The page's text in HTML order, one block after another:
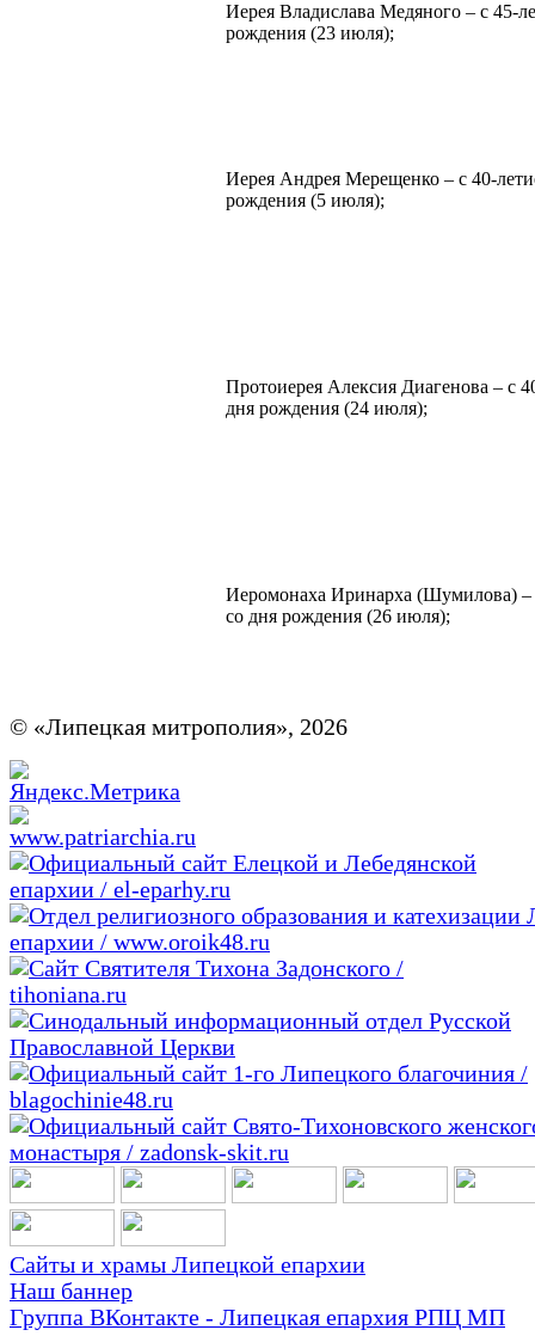
Иерея Владислава Медяного – с 45-
рождения (23 июля);
Иерея Андрея Мерещенко – с 40-
рождения (5 июля);
Протоиерея Алексия Диагенова – с
дня рождения (24 июля);
Иеромонаха Иринарха (Шумилова) –
со дня рождения (26 июля);
© «Липецкая митрополия», 2026
Сайты и храмы Липецкой епархии
Наш баннер
Группа ВКонтакте - Липецкая епархия РПЦ МП